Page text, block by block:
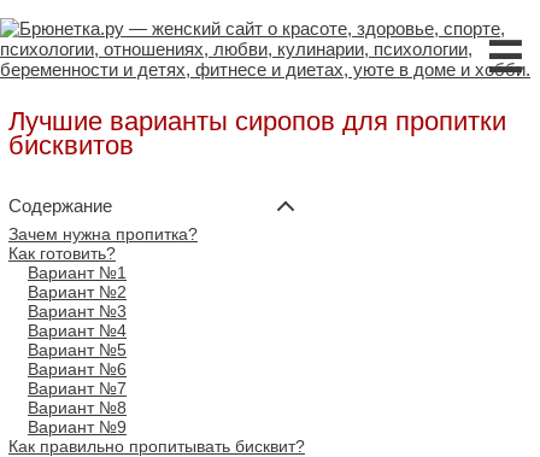
☰
Лучшие варианты сиропов для пропитки
бисквитов
Содержание
Зачем нужна пропитка?
Как готовить?
Вариант №1
Вариант №2
Вариант №3
Вариант №4
Вариант №5
Вариант №6
Вариант №7
Вариант №8
Вариант №9
Как правильно пропитывать бисквит?